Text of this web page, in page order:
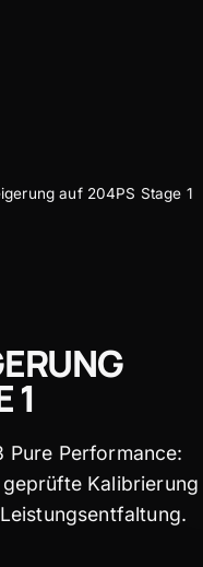
auf 204PS Stage 1
1
Pure Performance:
Kalibrierung